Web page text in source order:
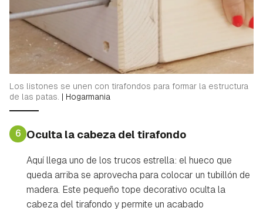
Los listones se unen con tirafondos para formar la estructura
de las patas. | Hogarmania
6 Oculta la cabeza del tirafondo
Aquí llega uno de los trucos estrella: el hueco que
queda arriba se aprovecha para colocar un tubillón de
madera. Este pequeño tope decorativo oculta la
cabeza del tirafondo y permite un acabado